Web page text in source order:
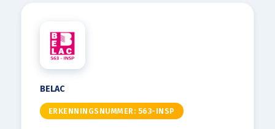
BELAC
ERKENNINGSNUMMER: 563-INSP